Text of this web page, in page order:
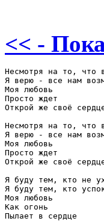
<< -
Несмотря на то, что
Я верю - все нам
Моя любовь
Просто ждет
Открой же своё
Несмотря на то, что
Я верю - все нам
Моя любовь
Просто ждет
Открой же своё
Я буду тем, кто не
Я буду тем, кто
Моя любовь
Как огонь
Пылает в сердце